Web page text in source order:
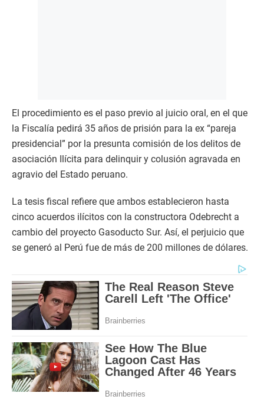
El procedimiento es el paso previo al juicio oral, en el que
la Fiscalía pedirá 35 años de prisión para la ex “pareja
presidencial” por la presunta comisión de los delitos de
asociación Ilícita para delinquir y colusión agravada en
agravio del Estado peruano.
La tesis fiscal refiere que ambos establecieron hasta
cinco acuerdos ilícitos con la constructora Odebrecht a
cambio del proyecto Gasoducto Sur. Así, el perjuicio que
se generó al Perú fue de más de 200 millones de dólares.